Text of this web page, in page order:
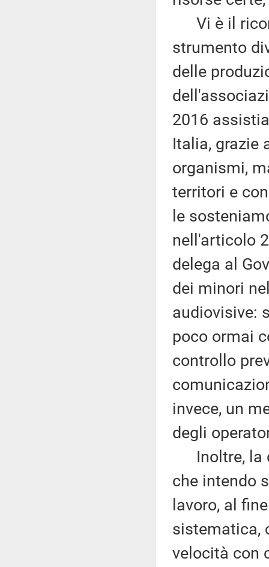
Vi è il
strumento
delle
2016
Italia, grazie
organismi,
territori e
le
nell'articolo
delega al
dei minori
audiovisive:
poco ormai
controllo
invece, un
degli
Inoltre, la
che intendo
lavoro, al
sistematica,
velocità con